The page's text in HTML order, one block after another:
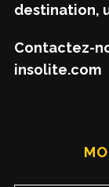
destination,
Contactez-
insolite.com